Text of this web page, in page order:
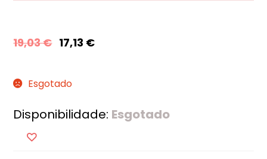
19,03€ 17,13 €
Esgotado
Disponibilidade: Esgotado